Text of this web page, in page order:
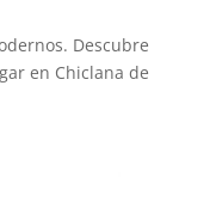
Descubre
en Chiclana de